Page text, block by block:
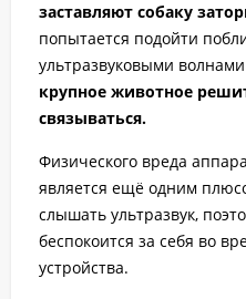
заставляют собаку
попытается подойти
ультразвуковыми
крупное животное
связываться.
Физического вреда
является ещё одним
слышать ультразвук,
беспокоится за себя во
устройства.